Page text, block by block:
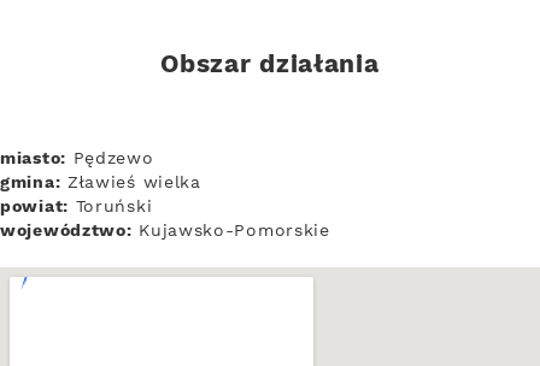
Obszar działania
miasto: Pędzewo
gmina: Zławieś wielka
powiat: Toruński
województwo: Kujawsko-Pomorskie